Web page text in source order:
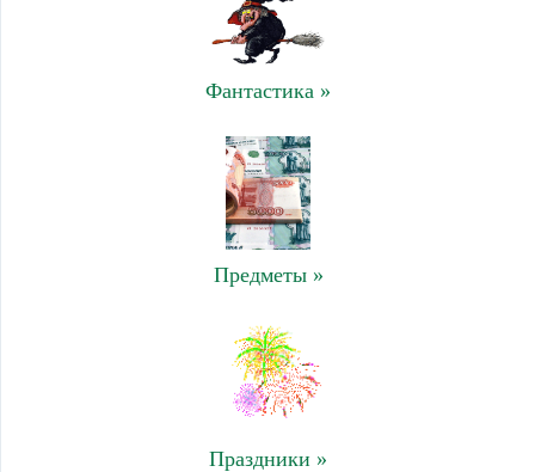
Фантастика »
Предметы »
Праздники »